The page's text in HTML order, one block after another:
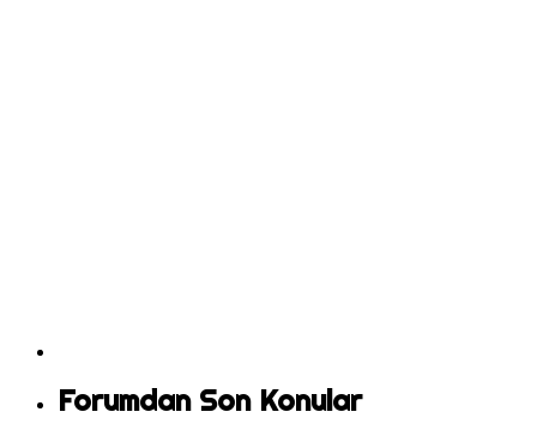
Forumdan Son Konular